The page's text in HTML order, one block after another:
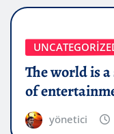
The world is
of
yönetici